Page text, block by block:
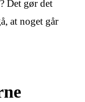
Det gør det
at noget går